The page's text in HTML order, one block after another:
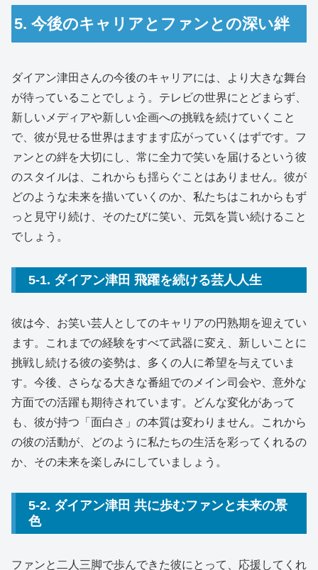
5. 今後のキャリアとファンとの深い絆
ダイアン津田さんの今後のキャリアには、より大きな舞台
が待っていることでしょう。テレビの世界にとどまらず、
新しいメディアや新しい企画への挑戦を続けていくこと
で、彼が見せる世界はますます広がっていくはずです。フ
ァンとの絆を大切にし、常に全力で笑いを届けるという彼
のスタイルは、これからも揺らぐことはありません。彼が
どのような未来を描いていくのか、私たちはこれからもず
っと見守り続け、そのたびに笑い、元気を貰い続けること
でしょう。
5-1. ダイアン津田 飛躍を続ける芸人人生
彼は今、お笑い芸人としてのキャリアの円熟期を迎えてい
ます。これまでの経験をすべて武器に変え、新しいことに
挑戦し続ける彼の姿勢は、多くの人に希望を与えていま
す。今後、さらなる大きな番組でのメイン司会や、意外な
方面での活躍も期待されています。どんな変化があって
も、彼が持つ「面白さ」の本質は変わりません。これから
の彼の活動が、どのように私たちの生活を彩ってくれるの
か、その未来を楽しみにしていましょう。
5-2. ダイアン津田 共に歩むファンと未来の景
色
ファンと二人三脚で歩んできた彼にとって、応援してくれ